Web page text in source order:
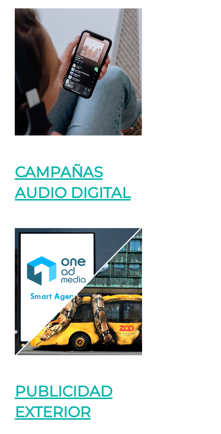
CAMPAÑAS
AUDIO DIGITAL
PUBLICIDAD
EXTERIOR